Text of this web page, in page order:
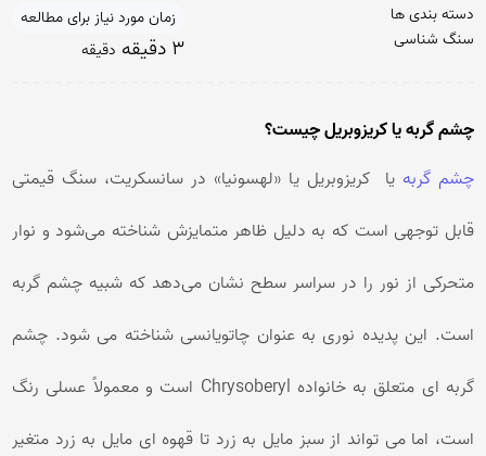
دسته بندی ها
سنگ شناسی
زمان مورد نیاز برای مطالعه
3 دقیقه دقیقه
چشم گربه یا کریزوبریل چیست؟
چشم گربه یا کریزوبریل یا «لهسونیا» در سانسکریت، سنگ قیمتی
قابل توجهی است که به دلیل ظاهر متمایزش شناخته می‌شود و نوار
متحرکی از نور را در سراسر سطح نشان می‌دهد که شبیه چشم گربه
است. این پدیده نوری به عنوان چاتویانسی شناخته می شود. چشم
گربه ای متعلق به خانواده Chrysoberyl است و معمولاً عسلی رنگ
است، اما می تواند از سبز مایل به زرد تا قهوه ای مایل به زرد متغیر